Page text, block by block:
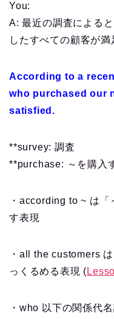
You:
A: 最近の調査による
したすべての顧客が満
According to a
who purchased our
satisfied.
**survey: 調査
**purchase: ～を購入
・according to ~ は
す表現
・all the customers
っくるめる表現 (
・who 以下の関係代